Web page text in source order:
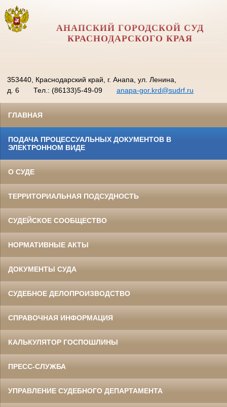
АНАПСКИЙ ГОРОДСКОЙ СУД
КРАСНОДАРСКОГО КРАЯ
353440, Краснодарский край, г. Анапа, ул. Ленина,
д. 6
Тел.: (86133)5-49-09 anapa-gor.krd@sudrf.ru
ГЛАВНАЯ
ПОДАЧА ПРОЦЕССУАЛЬНЫХ ДОКУМЕНТОВ В
ЭЛЕКТРОННОМ ВИДЕ
О СУДЕ
ТЕРРИТОРИАЛЬНАЯ ПОДСУДНОСТЬ
СУДЕЙСКОЕ СООБЩЕСТВО
НОРМАТИВНЫЕ АКТЫ
ДОКУМЕНТЫ СУДА
СУДЕБНОЕ ДЕЛОПРОИЗВОДСТВО
СПРАВОЧНАЯ ИНФОРМАЦИЯ
КАЛЬКУЛЯТОР ГОСПОШЛИНЫ
ПРЕСС-СЛУЖБА
УПРАВЛЕНИЕ СУДЕБНОГО ДЕПАРТАМЕНТА